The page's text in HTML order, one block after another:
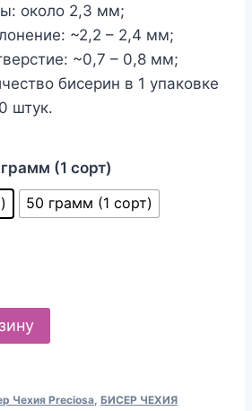
около 2,3 мм;
~2,2 – 2,4 мм;
~0,7 – 0,8 мм;
бисерин в 1 упаковке
штук.
(1 сорт)
50 грамм (1 сорт)
Чехия Preciosa, БИСЕР ЧЕХИЯ